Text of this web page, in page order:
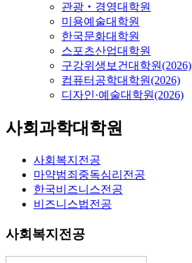
관광‧경영대학원
미용예술대학원
한국문화대학원
스포츠산업대학원
구강위생보건대학원(2026)
컴퓨터공학대학원(2026)
디자인·예술대학원(2026)
사회과학대학원
사회복지전공
마약범죄중독심리전공
한국비즈니스전공
비즈니스법전공
사회복지전공